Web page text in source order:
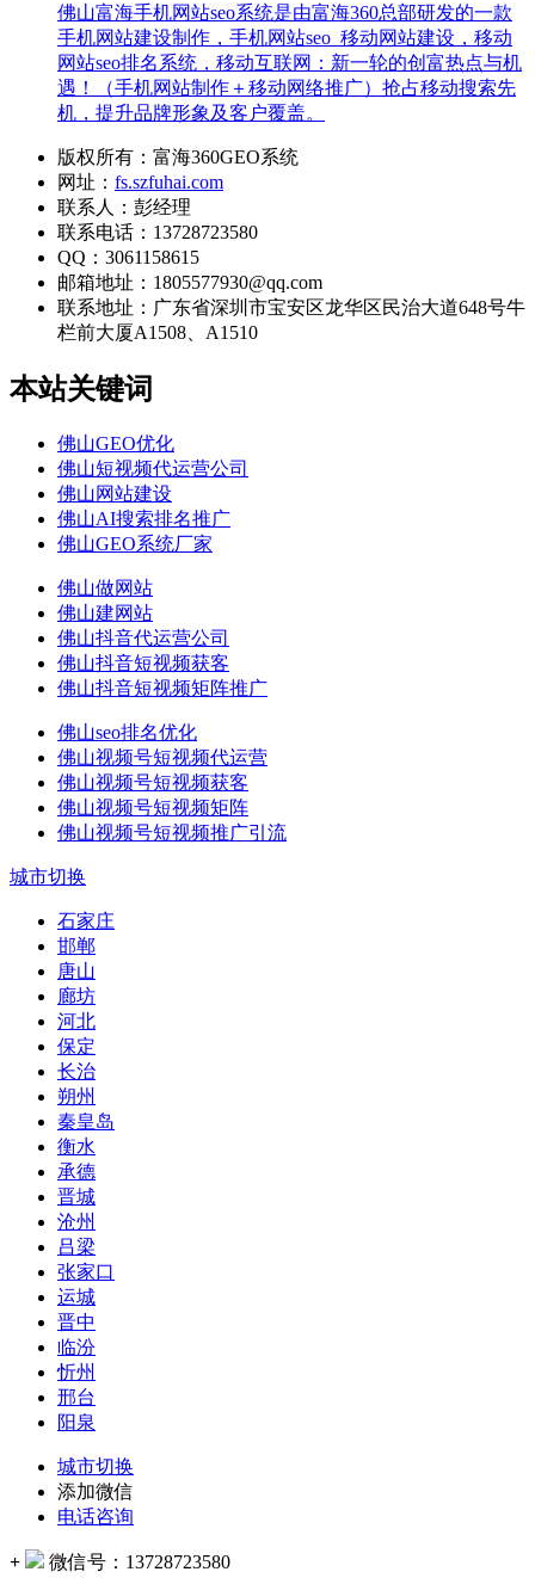
佛山富海手机网站seo系统是由富海360总部研发的一款
手机网站建设制作，手机网站seo_移动网站建设，移动
网站seo排名系统，移动互联网：新一轮的创富热点与机
遇！（手机网站制作＋移动网络推广）抢占移动搜索先
机，提升品牌形象及客户覆盖。
版权所有：富海360GEO系统
网址： fs.szfuhai.com
联系人：彭经理
联系电话：13728723580
QQ：3061158615
邮箱地址：1805577930@qq.com
联系地址： 广东省深圳市宝安区龙华区民治大道648号牛
栏前大厦A1508、A1510
本站关键词
佛山GEO优化
佛山短视频代运营公司
佛山网站建设
佛山AI搜索排名推广
佛山GEO系统厂家
佛山做网站
佛山建网站
佛山抖音代运营公司
佛山抖音短视频获客
佛山抖音短视频矩阵推广
佛山seo排名优化
佛山视频号短视频代运营
佛山视频号短视频获客
佛山视频号短视频矩阵
佛山视频号短视频推广引流
城市切换
石家庄
邯郸
唐山
廊坊
河北
保定
长治
朔州
秦皇岛
衡水
承德
晋城
沧州
吕梁
张家口
运城
晋中
临汾
忻州
邢台
阳泉
城市切换
添加微信
电话咨询
+ 微信号： 13728723580